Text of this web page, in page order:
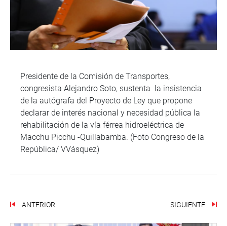
Presidente de la Comisión de Transportes,
congresista Alejandro Soto, sustenta la insistencia
de la autógrafa del Proyecto de Ley que propone
declarar de interés nacional y necesidad pública la
rehabilitación de la vía férrea hidroeléctrica de
Macchu Picchu -Quillabamba. (Foto Congreso de la
República/ VVásquez)
ANTERIOR SIGUIENTE